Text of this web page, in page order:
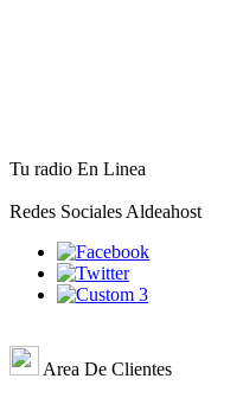
Tu radio En Linea
Redes Sociales Aldeahost
Area De Clientes